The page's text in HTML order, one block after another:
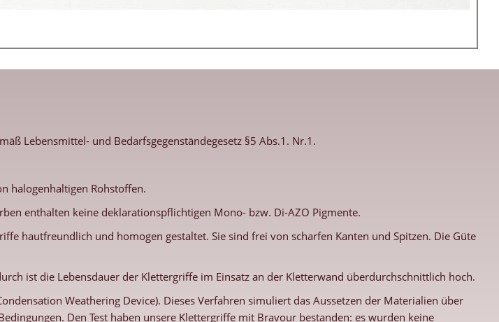
Lebensmittel- und Bedarfsgegenständegesetz §5 Abs.1. Nr.1.
halogenhaltigen Rohstoffen.
enthalten keine deklarationspflichtigen Mono- bzw. Di-AZO Pigmente.
hautfreundlich und homogen gestaltet. Sie sind frei von scharfen Kanten und Spitzen. Die Güte
ist die Lebensdauer der Klettergriffe im Einsatz an der Kletterwand überdurchschnittlich hoch.
Weathering Device). Dieses Verfahren simuliert das Aussetzen der Materialien über
Den Test haben unsere Klettergriffe mit Bravour bestanden: es wurden keine